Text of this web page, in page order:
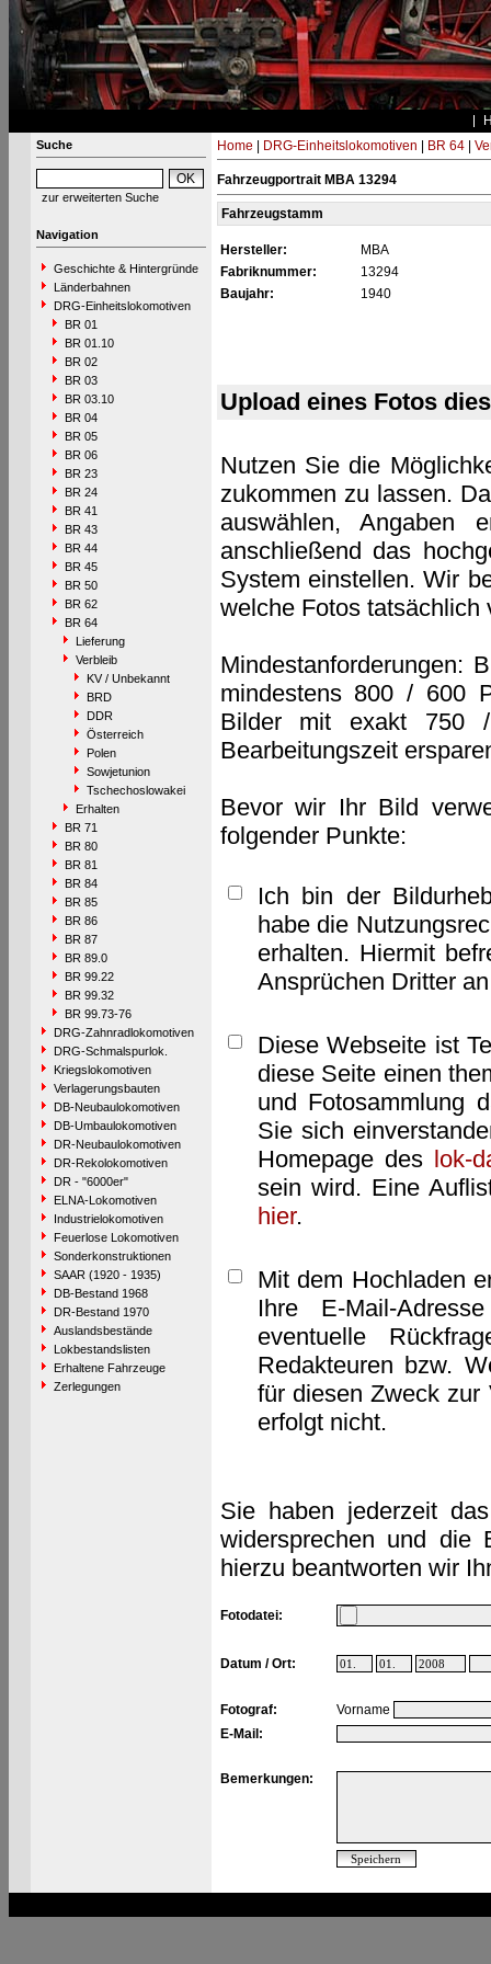
Suche
zur erweiterten Suche
Navigation
Geschichte & Hintergründe
Länderbahnen
DRG-Einheitslokomotiven
BR 01
BR 01.10
BR 02
BR 03
BR 03.10
BR 04
BR 05
BR 06
BR 23
BR 24
BR 41
BR 43
BR 44
BR 45
BR 50
BR 62
BR 64
Lieferung
Verbleib
KV / Unbekannt
BRD
DDR
Österreich
Polen
Sowjetunion
Tschechoslowakei
Erhalten
BR 71
BR 80
BR 81
BR 84
BR 85
BR 86
BR 87
BR 89.0
BR 99.22
BR 99.32
BR 99.73-76
DRG-Zahnradlokomotiven
DRG-Schmalspurlok.
Kriegslokomotiven
Verlagerungsbauten
DB-Neubaulokomotiven
DB-Umbaulokomotiven
DR-Neubaulokomotiven
DR-Rekolokomotiven
DR - "6000er"
ELNA-Lokomotiven
Industrielokomotiven
Feuerlose Lokomotiven
Sonderkonstruktionen
SAAR (1920 - 1935)
DB-Bestand 1968
DR-Bestand 1970
Auslandsbestände
Lokbestandslisten
Erhaltene Fahrzeuge
Zerlegungen
Home DRG-Einheitslokomotiven BR 64|
Fahrzeugportrait MBA 13294
Fahrzeugstamm
Hersteller:
MBA
Fabriknummer:
13294
Baujahr:
1940
Upload eines Fotos
Nutzen Sie die
zukommen zu lassen.
auswählen, Angaben
anschließend das
System einstellen. Wir
welche Fotos tatsächlich
Mindestanforderungen:
mindestens 800 / 600
Bilder mit exakt 750
Bearbeitungszeit
Bevor wir Ihr Bild
folgender Punkte:
Ich bin der
habe die
erhalten. Hiermit
Ansprüchen Dritter
Diese Webseite ist
diese Seite einen
und Fotosammlung
Sie sich
Homepage des lok-
sein wird. Eine
hier.
Mit dem Hochladen
Ihre E-Mail-
eventuelle
Redakteuren bzw.
für diesen Zweck zur
erfolgt nicht.
Sie haben jederzeit
widersprechen und die
hierzu beantworten wir
Fotodatei:
Datum / Ort:
Fotograf:
Vorname
E-Mail:
Bemerkungen: